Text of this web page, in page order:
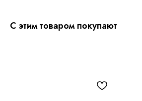
С этим товаром покупают